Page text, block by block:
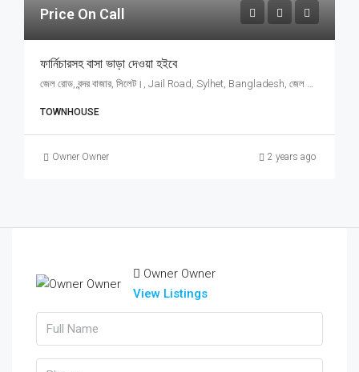
Price On Call
ফার্নিচারসহ বাসা ভাড়া দেওয়া হইবে
জেল রোড, বন্দর বাজার, সিলেট।, Jail Road, Sylhet, Bangladesh, জেল রোড, বন্দর বাজার, সিলেট।, Jail Road, Sylhet, Bangladesh, সিলেট।, Sylhet Division
TOWNHOUSE
Owner Owner 2 years ago
Owner Owner
View Listings